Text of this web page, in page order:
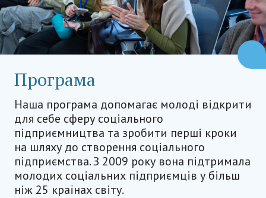
Програма
Наша програма допомагає молоді відкрити
для себе сферу соціального
підприємництва та зробити перші кроки
на шляху до створення соціального
підприємства. З 2009 року вона підтримала
молодих соціальних підприємців у більш
ніж 25 країнах світу.